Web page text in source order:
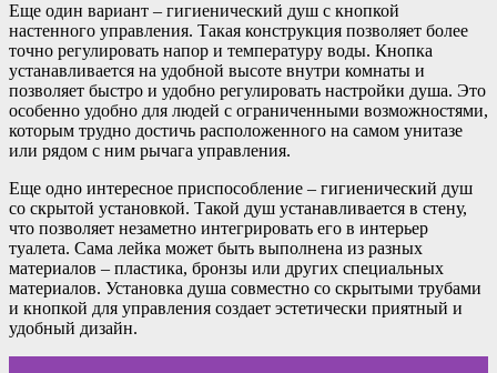
Еще один вариант – гигиенический душ с кнопкой
настенного управления. Такая конструкция позволяет более
точно регулировать напор и температуру воды. Кнопка
устанавливается на удобной высоте внутри комнаты и
позволяет быстро и удобно регулировать настройки душа. Это
особенно удобно для людей с ограниченными возможностями,
которым трудно достичь расположенного на самом унитазе
или рядом с ним рычага управления.
Еще одно интересное приспособление – гигиенический душ
со скрытой установкой. Такой душ устанавливается в стену,
что позволяет незаметно интегрировать его в интерьер
туалета. Сама лейка может быть выполнена из разных
материалов – пластика, бронзы или других специальных
материалов. Установка душа совместно со скрытыми трубами
и кнопкой для управления создает эстетически приятный и
удобный дизайн.